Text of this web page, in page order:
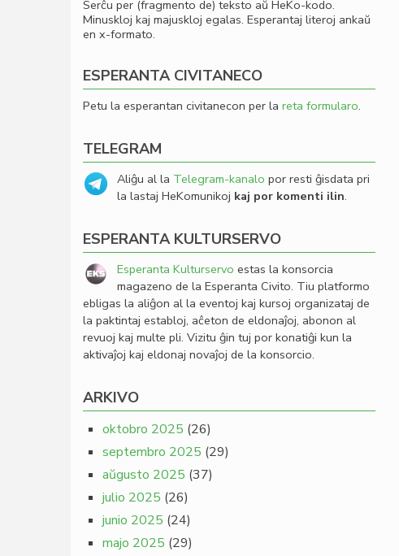
Serĉu per (fragmento de) teksto aŭ HeKo-kodo.
Minuskloj kaj majuskloj egalas. Esperantaj literoj ankaŭ
en x-formato.
ESPERANTA CIVITANECO
Petu la esperantan civitanecon per la reta formularo.
TELEGRAM
Aliĝu al la Telegram-kanalo por resti ĝisdata pri
la lastaj HeKomunikoj kaj por komenti ilin.
ESPERANTA KULTURSERVO
Esperanta Kulturservo estas la konsorcia
magazeno de la Esperanta Civito. Tiu platformo
ebligas la aliĝon al la eventoj kaj kursoj organizataj de
la paktintaj establoj, aĉeton de eldonaĵoj, abonon al
revuoj kaj multe pli. Vizitu ĝin tuj por konatiĝi kun la
aktivaĵoj kaj eldonaj novaĵoj de la konsorcio.
ARKIVO
oktobro 2025 (26)
septembro 2025 (29)
aŭgusto 2025 (37)
julio 2025 (26)
junio 2025 (24)
majo 2025 (29)